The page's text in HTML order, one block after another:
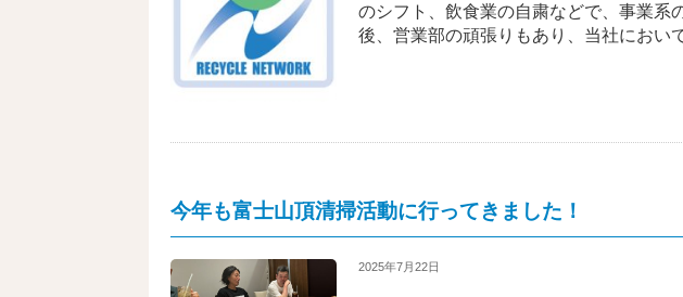
のシフト、飲食業の自粛などで、事業系
後、営業部の頑張りもあり、当社におい
今年も富士山頂清掃活動に行ってきました！
2025年7月22日